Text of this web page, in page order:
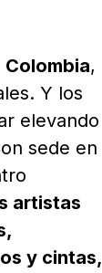
Colombia,
Y los
elevando
sede en
artistas
y cintas,